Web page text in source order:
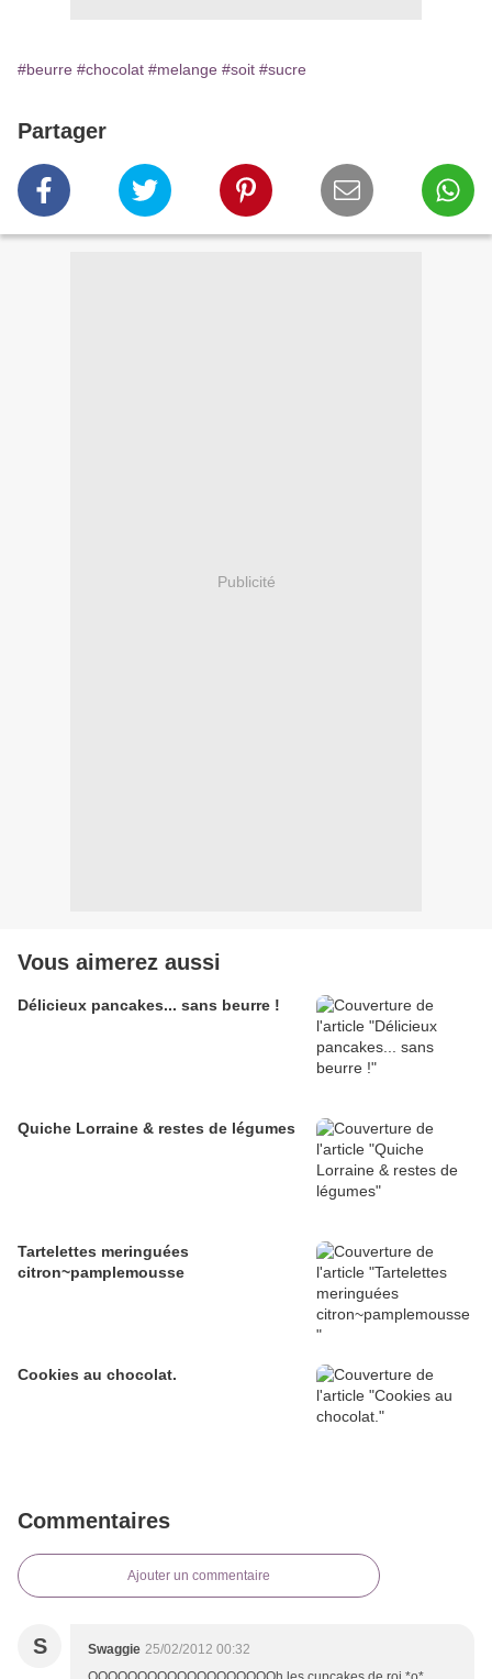
#beurre #chocolat #melange #soit #sucre
Partager
Publicité
Vous aimerez aussi
Délicieux pancakes... sans beurre !
Quiche Lorraine & restes de légumes
Tartelettes meringuées
citron~pamplemousse
Cookies au chocolat.
Commentaires
Ajouter un commentaire
S Swaggie 25/02/2012 00:32